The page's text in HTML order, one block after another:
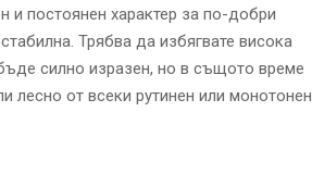
и постоянен характер за по-добри
Трябва да избягвате висока
силно изразен, но в същото време
лесно от всеки рутинен или монотонен